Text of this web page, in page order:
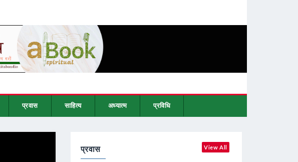
प्रवास साहित्य अध्यात्म प्रविधि
प्रवास View All